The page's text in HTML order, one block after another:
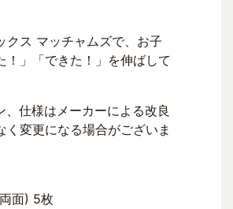
クス マッチャムズで、お子
！」「できた！」を伸ばして
、仕様はメーカーによる改良
く変更になる場合がございま
面) 5枚